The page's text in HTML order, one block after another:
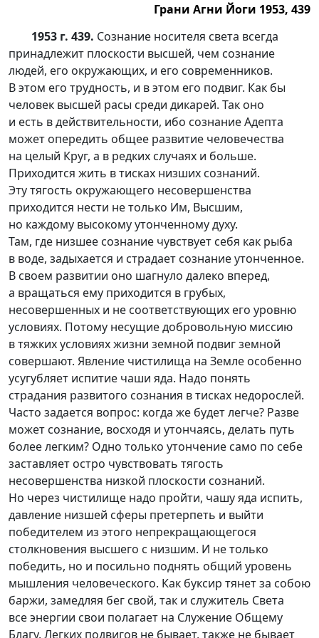
Грани Агни Йоги 1953, 439
1953 г. 439. Сознание носителя света всегда
принадлежит плоскости высшей, чем сознание
людей, его окружающих, и его современников.
В этом его трудность, и в этом его подвиг. Как бы
человек высшей расы среди дикарей. Так оно
и есть в действительности, ибо сознание Адепта
может опередить общее развитие человечества
на целый Круг, а в редких случаях и больше.
Приходится жить в тисках низших сознаний.
Эту тягость окружающего несовершенства
приходится нести не только Им, Высшим,
но каждому высокому утонченному духу.
Там, где низшее сознание чувствует себя как рыба
в воде, задыхается и страдает сознание утонченное.
В своем развитии оно шагнуло далеко вперед,
а вращаться ему приходится в грубых,
несовершенных и не соответствующих его уровню
условиях. Потому несущие добровольную миссию
в тяжких условиях жизни земной подвиг земной
совершают. Явление чистилища на Земле особенно
усугубляет испитие чаши яда. Надо понять
страдания развитого сознания в тисках недорослей.
Часто задается вопрос: когда же будет легче? Разве
может сознание, восходя и утончаясь, делать путь
более легким? Одно только утончение само по себе
заставляет остро чувствовать тягость
несовершенства низкой плоскости сознаний.
Но через чистилище надо пройти, чашу яда испить,
давление низшей сферы претерпеть и выйти
победителем из этого непрекращающегося
столкновения высшего с низшим. И не только
победить, но и посильно поднять общий уровень
мышления человеческого. Как буксир тянет за собою
баржи, замедляя бег свой, так и служитель Света
все энергии свои полагает на Служение Общему
Благу. Легких подвигов не бывает, также не бывает